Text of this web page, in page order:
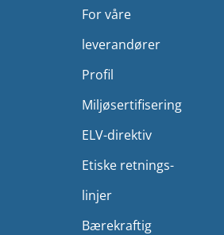
For våre
leverandører
Profil
Miljø­sertifisering
ELV-direktiv
Etiske retnings­
linjer
Bærekraftig